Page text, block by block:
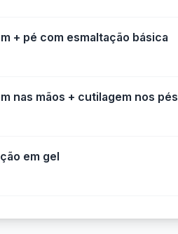
+ pé com esmaltação básica
nas mãos + cutilagem nos pés
em gel